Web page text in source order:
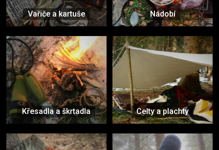
Vařiče a kartuše Nádobí
Křesadla a škrtadla Celty a plachty